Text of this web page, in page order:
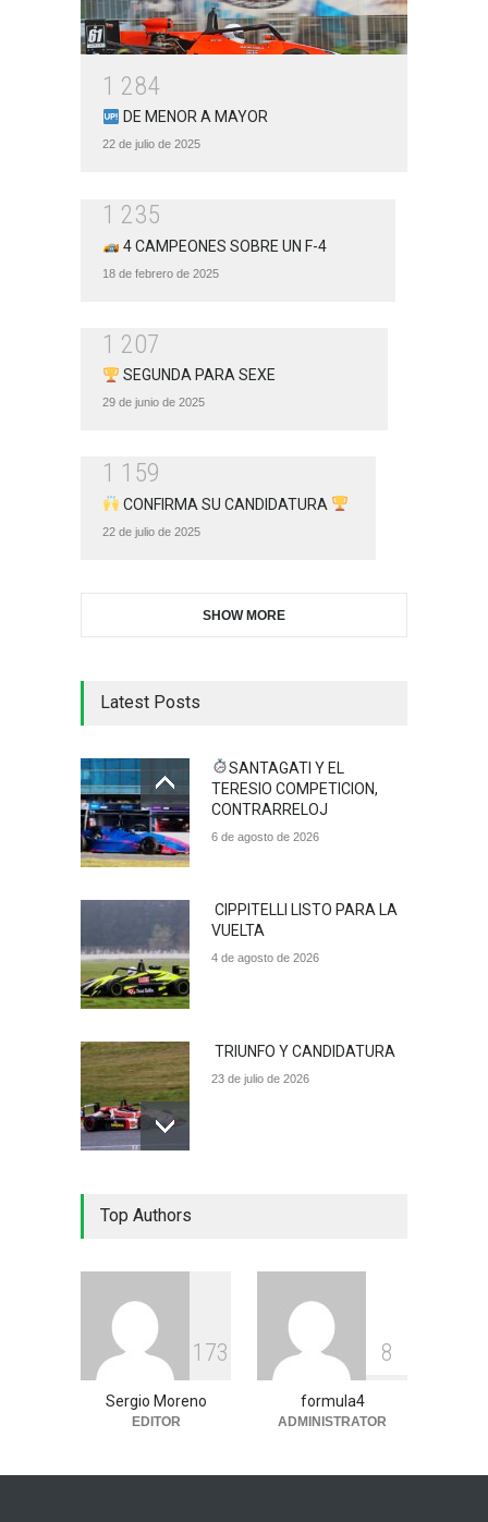
1 284
DE MENOR A MAYOR
22 de julio de 2025
1 235
4 CAMPEONES SOBRE UN F-4
18 de febrero de 2025
1 207
SEGUNDA PARA SEXE
29 de junio de 2025
1 1 59
CONFIRMA SU CANDIDATURA
22 de julio de 2025
SHOW MORE
Latest Posts
SANTAGATI Y EL
TERESIO COMPETICION,
CONTRARRELOJ
6 de agosto de 2026
CIPPITELLI LISTO PARA LA
VUELTA
4 de agosto de 2026
TRIUNFO Y CANDIDATURA
23 de julio de 2026
Top Authors
1 73
Sergio Moreno
EDITOR
8
formula4
ADMINISTRATOR